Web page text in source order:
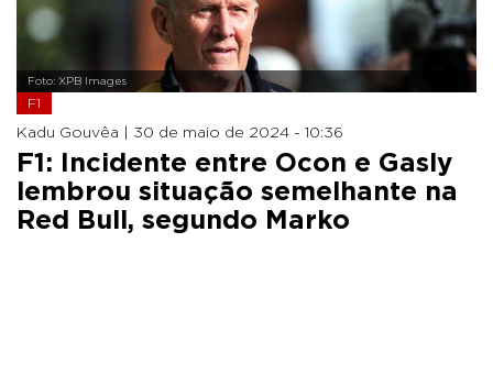
Foto: XPB Images
F1
Kadu Gouvêa | 30 de maio de 2024 - 10:36
F1: Incidente entre Ocon e Gasly
lembrou situação semelhante na
Red Bull, segundo Marko